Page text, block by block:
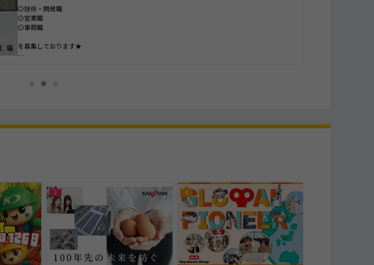
◎技術・開発職
◎営業職
◎事務職
を募集しております★
世界では日々多くの製品が造られると同時に、
これは廃棄物の一例です。
「循環型社会」を実現するほかありません。
当社は、廃棄物の処理やリサイクルに必要な機械を
造ることで、この問題の唯一とも言える解決策、
「循環型社会」の実現に貢献しています。
目立たないけれど需要の高い業界で、
前年度は売上高、経常利益ともに過去最高を記録しています。
3 4